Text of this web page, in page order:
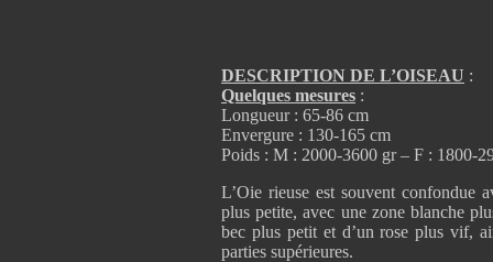
DESCRIPTION DE L’OISEAU :
Quelques mesures :
Longueur : 65-86 cm
Envergure : 130-165 cm
Poids : M : 2000-3600 gr – F : 1800-
L’Oie rieuse est souvent confondue
plus petite, avec une zone blanche
bec plus petit et d’un rose plus vif,
parties supérieures.